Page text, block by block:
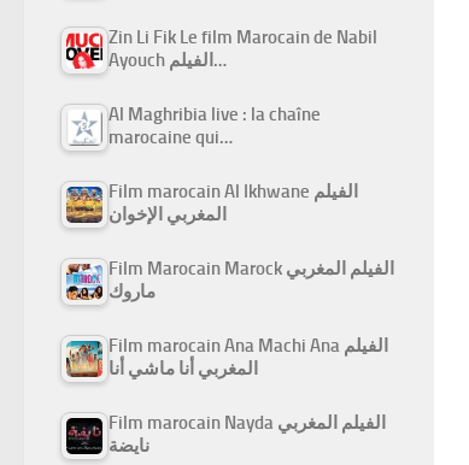
Zin Li Fik Le film Marocain de Nabil
Ayouch الفيلم…
Al Maghribia live : la chaîne
marocaine qui…
Film marocain Al Ikhwane الفيلم
المغربي الإخوان
Film Marocain Marock الفيلم المغربي
ماروك
Film marocain Ana Machi Ana الفيلم
المغربي أنا ماشي أنا
Film marocain Nayda الفيلم المغربي
نايضة